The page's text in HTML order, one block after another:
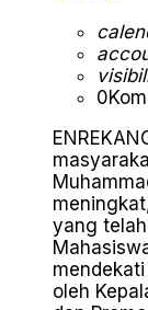
0
yang
oleh